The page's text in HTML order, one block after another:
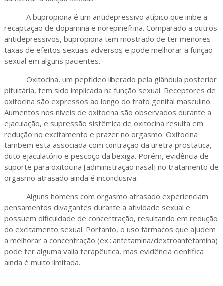
A bupropiona é um antidepressivo atípico que inibe a
recaptação de dopamina e norepinefrina. Comparado a outros
antidepressivos, bupropiona tem mostrado de ter menores
taxas de efeitos sexuais adversos e pode melhorar a função
sexual em alguns pacientes.
Oxitocina, um peptídeo liberado pela glândula posterior
pituitária, tem sido implicada na função sexual. Receptores de
oxitocina são expressos ao longo do trato genital masculino.
Aumentos nos níveis de oxitocina são observados durante a
ejaculação, e supressão sistêmica de oxitocina resulta em
redução no excitamento e prazer no orgasmo. Oxitocina
também está associada com contração da uretra prostática,
duto ejaculatório e pescoço da bexiga. Porém, evidência de
suporte para oxitocina [administração nasal] no tratamento de
orgasmo atrasado ainda é inconclusiva.
Alguns homens com orgasmo atrasado experienciam
pensamentos divagantes durante a atividade sexual e
possuem dificuldade de concentração, resultando em redução
do excitamento sexual. Portanto, o uso fármacos que ajudem
a melhorar a concentração (ex.: anfetamina/dextroanfetamina)
pode ter alguma valia terapêutica, mas evidência científica
ainda é muito limitada.
-----------